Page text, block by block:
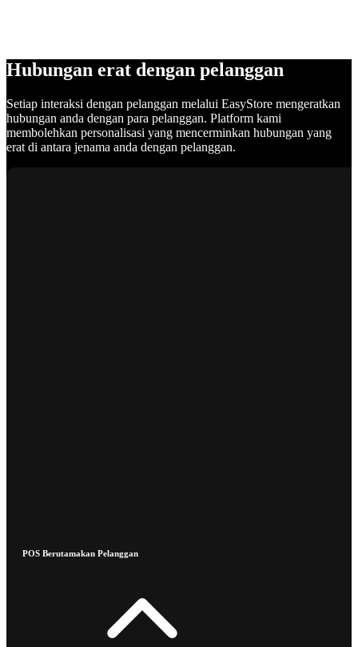
Hubungan erat dengan pelanggan
Setiap interaksi dengan pelanggan melalui EasyStore mengeratkan
hubungan anda dengan para pelanggan. Platform kami
membolehkan personalisasi yang mencerminkan hubungan yang
erat di antara jenama anda dengan pelanggan.
POS Berutamakan Pelanggan